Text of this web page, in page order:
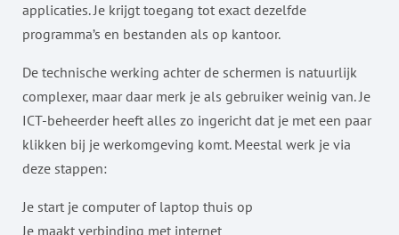
applicaties. Je krijgt toegang tot exact dezelfde
programma’s en bestanden als op kantoor.
De technische werking achter de schermen is natuurlijk
complexer, maar daar merk je als gebruiker weinig van. Je
ICT-beheerder heeft alles zo ingericht dat je met een paar
klikken bij je werkomgeving komt. Meestal werk je via
deze stappen:
Je start je computer of laptop thuis op
Je maakt verbinding met internet